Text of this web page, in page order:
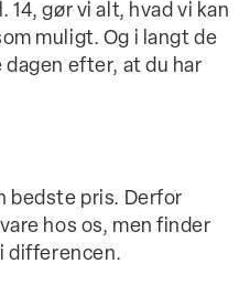
gør vi alt, hvad vi kan
muligt. Og i langt de
efter, at du har
bedste pris. Derfor
hos os, men finder
differencen.